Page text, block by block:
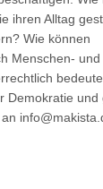
ihren Alltag
Wie können
Menschen- und
Demokratie und